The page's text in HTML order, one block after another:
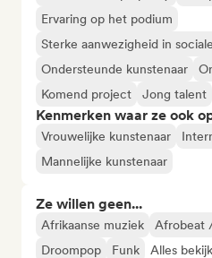
Ervaring op het podium
Sterke aanwezigheid in
Ondersteunde kunstenaar
Komend project
Jong talent
Kenmerken waar ze ook
Vrouwelijke kunstenaar
Mannelijke kunstenaar
Ze willen geen...
Afrikaanse muziek Afrobeat
Droompop
Funk Alles